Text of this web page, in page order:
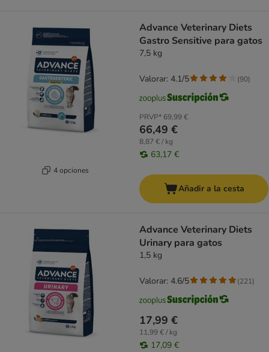
4 opciones
Advance Veterinary Diets
Gastro Sensitive para gatos
7,5 kg
PRVP* 69,99 €
66,49 €
8,87 € / kg
63,17 €
Valorar: 4.1/5 (90)
Añadir a la cesta
Advance Veterinary Diets
Urinary para gatos
1,5 kg
17,99 €
11,99 € / kg
17,09 €
Valorar: 4.6/5 (221)